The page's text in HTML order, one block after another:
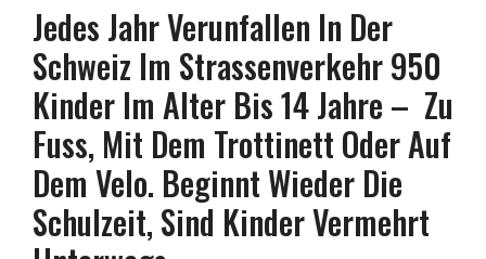
Jedes Jahr Verunfallen In Der
Schweiz Im Strassenverkehr 950
Kinder Im Alter Bis 14 Jahre – Zu
Fuss, Mit Dem Trottinett Oder Auf
Dem Velo. Beginnt Wieder Die
Schulzeit, Sind Kinder Vermehrt